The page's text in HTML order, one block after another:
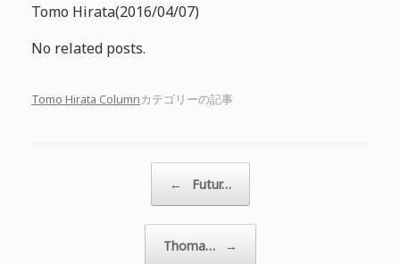
Tomo Hirata(2016/04/07)
No related posts.
Tomo Hirata Columnカテゴリーの記事
← Futur…
Thoma… →